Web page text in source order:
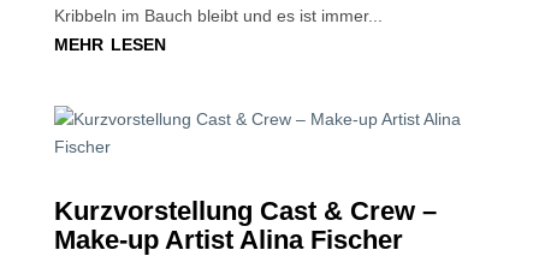
Kribbeln im Bauch bleibt und es ist immer...
mehr lesen
Kurzvorstellung Cast & Crew –
Make-up Artist Alina Fischer